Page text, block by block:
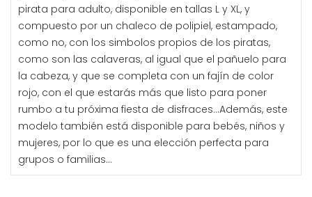
pirata para adulto, disponible en tallas L y XL, y
compuesto por un chaleco de polipiel, estampado,
como no, con los simbolos propios de los piratas,
como son las calaveras, al igual que el pañuelo para
la cabeza, y que se completa con un fajín de color
rojo, con el que estarás más que listo para poner
rumbo a tu próxima fiesta de disfraces...Además, este
modelo también está disponible para bebés, niños y
mujeres, por lo que es una elección perfecta para
grupos o familias...